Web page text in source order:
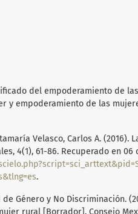
del empoderamiento de
y empoderamiento de las
Velasco, Carlos A. (2016).
4(1), 61-86. Recuperado en 06
.
Género y No Discriminación.
rural [Borrador]. Consejo